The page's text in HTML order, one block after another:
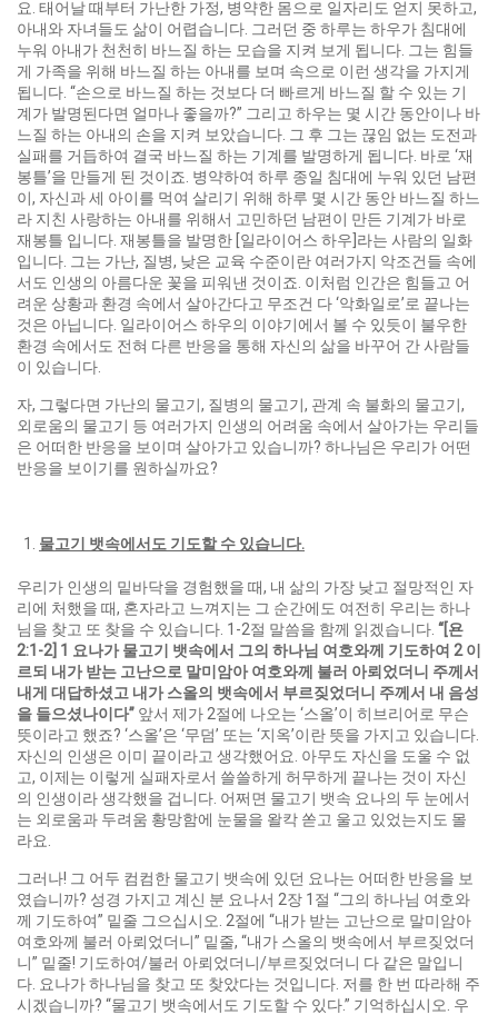
요. 태어날 때부터 가난한 가정, 병약한 몸으로 일자리도 얻지 못하고,
아내와 자녀들도 삶이 어렵습니다. 그러던 중 하루는 하우가 침대에
누워 아내가 천천히 바느질 하는 모습을 지켜 보게 됩니다. 그는 힘들
게 가족을 위해 바느질 하는 아내를 보며 속으로 이런 생각을 가지게
됩니다. “손으로 바느질 하는 것보다 더 빠르게 바느질 할 수 있는 기
계가 발명된다면 얼마나 좋을까?” 그리고 하우는 몇 시간 동안이나 바
느질 하는 아내의 손을 지켜 보았습니다. 그 후 그는 끊임 없는 도전과
실패를 거듭하여 결국 바느질 하는 기계를 발명하게 됩니다. 바로 ‘재
봉틀’을 만들게 된 것이죠. 병약하여 하루 종일 침대에 누워 있던 남편
이, 자신과 세 아이를 먹여 살리기 위해 하루 몇 시간 동안 바느질 하느
라 지친 사랑하는 아내를 위해서 고민하던 남편이 만든 기계가 바로
재봉틀 입니다. 재봉틀을 발명한 [일라이어스 하우]라는 사람의 일화
입니다. 그는 가난, 질병, 낮은 교육 수준이란 여러가지 악조건들 속에
서도 인생의 아름다운 꽃을 피워낸 것이죠. 이처럼 인간은 힘들고 어
려운 상황과 환경 속에서 살아간다고 무조건 다 ‘악화일로’로 끝나는
것은 아닙니다. 일라이어스 하우의 이야기에서 볼 수 있듯이 불우한
환경 속에서도 전혀 다른 반응을 통해 자신의 삶을 바꾸어 간 사람들
이 있습니다.
자, 그렇다면 가난의 물고기, 질병의 물고기, 관계 속 불화의 물고기,
외로움의 물고기 등 여러가지 인생의 어려움 속에서 살아가는 우리들
은 어떠한 반응을 보이며 살아가고 있습니까? 하나님은 우리가 어떤
반응을 보이기를 원하실까요?
물고기 뱃속에서도 기도할 수 있습니다.
우리가 인생의 밑바닥을 경험했을 때, 내 삶의 가장 낮고 절망적인 자
리에 처했을 때, 혼자라고 느껴지는 그 순간에도 여전히 우리는 하나
님을 찾고 또 찾을 수 있습니다. 1-2절 말씀을 함께 읽겠습니다. “[ 욘
2:1-2] 1 요나가 물고기 뱃속에서 그의 하나님 여호와께 기도하여 2이
르되 내가 받는 고난으로 말미암아 여호와께 불러 아뢰었더니 주께서
내게 대답하셨고 내가 스올의 뱃속에서 부르짖었더니 주께서 내 음성
을 들으셨나이다” 앞서 제가 2절에 나오는 ‘스올’이 히브리어로 무슨
뜻이라고 했죠? ‘스올’은 ‘무덤’ 또는 ‘지옥’이란 뜻을 가지고 있습니다.
자신의 인생은 이미 끝이라고 생각했어요. 아무도 자신을 도울 수 없
고, 이제는 이렇게 실패자로서 쓸쓸하게 허무하게 끝나는 것이 자신
의 인생이라 생각했을 겁니다. 어쩌면 물고기 뱃속 요나의 두 눈에서
는 외로움과 두려움 황망함에 눈물을 왈칵 쏟고 울고 있었는지도 몰
라요.
그러나! 그 어두 컴컴한 물고기 뱃속에 있던 요나는 어떠한 반응을 보
였습니까? 성경 가지고 계신 분 요나서 2장 1절 “그의 하나님 여호와
께 기도하여” 밑줄 그으십시오. 2절에 “내가 받는 고난으로 말미암아
여호와께 불러 아뢰었더니” 밑줄, “내가 스올의 뱃속에서 부르짖었더
니” 밑줄! 기도하여/불러 아뢰었더니/부르짖었더니 다 같은 말입니
다. 요나가 하나님을 찾고 또 찾았다는 것입니다. 저를 한 번 따라해 주
시겠습니까? “물고기 뱃속에서도 기도할 수 있다.” 기억하십시오. 우